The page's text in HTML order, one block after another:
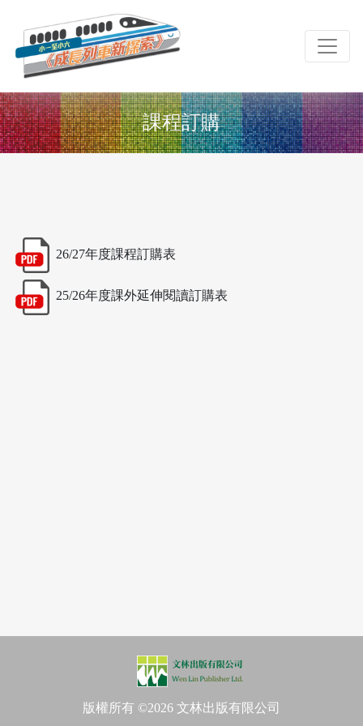
課程訂購
26/27年度課程訂購表
25/26年度課外延伸閱讀訂購表
版權所有 ©2026 文林出版有限公司